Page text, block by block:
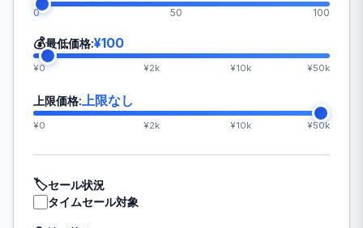
0 50 100
💰最低価格:¥100
¥0 ¥2k ¥10k ¥50k
上限価格: 上限なし
¥0 ¥2k ¥10k ¥50k
🏷️セール状況
タイムセール対象